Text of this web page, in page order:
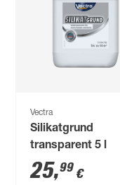
Vectra
Silikatgrund
transparent 5 l
25,99 €